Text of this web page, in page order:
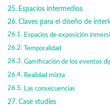
Espacios intermedios
Claves para el diseño de
Espacios de exposición
Temporalidad
Gamificación de los eventos
Realidad mixta
Las consecuencias
Case studies